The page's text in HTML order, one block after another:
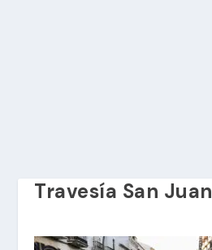
Travesía San Juan